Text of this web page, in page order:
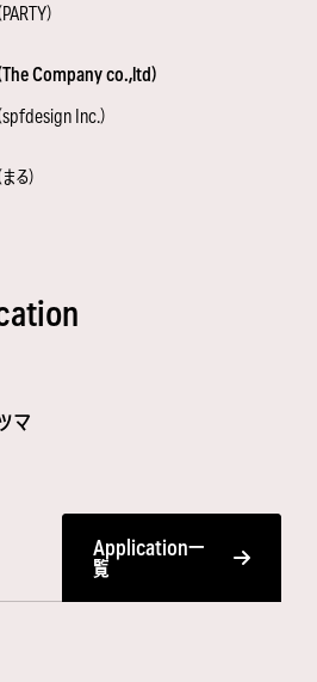
）
The Company co.,ltd）
spfdesign Inc.）
る）
マ
Application一
覧